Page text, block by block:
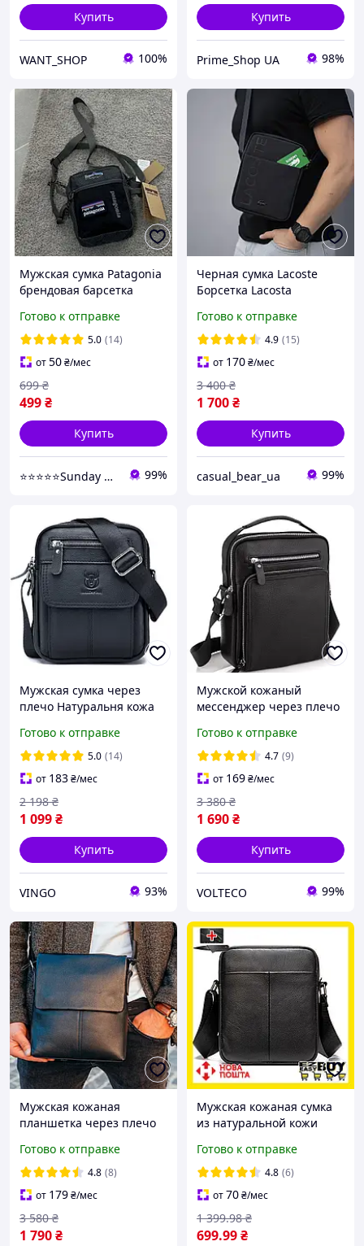
Купить
WANT_SHOP 100%
Купить
Prime_Shop UA 98%
Мужская сумка Patagonia
брендовая барсетка
Сумка мессенджер
Патагония. Живое фото
Готово к отправке
5.0 (14)
от50₴/мес
499₴
699 ₴
Купить
⭐⭐⭐⭐⭐Sunday Market - обувь и одежда на ваш вкус 99%
Черная сумка Lacoste
Борсетка Lacosta
Лакосте Мужская
Классическая Городская
Готово к отправке
4.9 (15)
от 170₴/мес
1 700₴
3 400 ₴
Купить
casual_bear_ua 99%
Мужская сумка через
плечо Натуральня кожа
кожаная сумка для
документов планшет
Черный
Готово к отправке
5.0 (14)
от 183₴/мес
1 099₴
2 198 ₴
Купить
VINGO 93%
Мужской кожаный
мессенджер через плечо
21х26х6 / сумка планшет
для документов и
телефона, черная
Готово к отправке
4.7 (9)
от 169₴/мес
1 690₴
3 380 ₴
Купить
VOLTECO 99%
Мужская кожаная
планшетка через плечо
мессенджер из
натуральной кожи для
документов и телефона,
черная
Готово к отправке
4.8 (8)
от 179₴/мес
1 790₴
3 580 ₴
Мужская кожаная сумка
из натуральной кожи
плечо Мужская Барсетка
100% Натуральная кожа
Готово к отправке
4.8 (6)
от70₴/мес
699.99₴
1 399.98 ₴